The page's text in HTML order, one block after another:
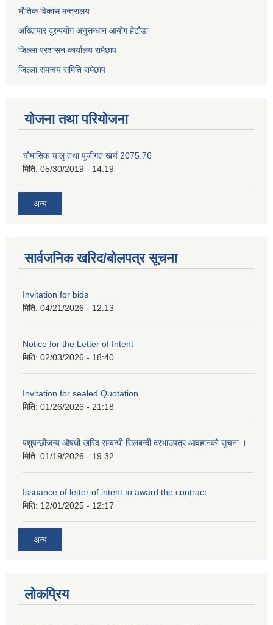
भौतिक विकास मन्त्रालय
अख्तियार दुरुपयोग अनुसन्धान आयोग हेटौडा
जिल्ला प्रशासन कार्यालय रामेछाप
जिल्ला समन्वय समिति रामेछाप
योजना तथा परियोजना
चाैमासिक चालु तथा पुजीगत खर्च 2075.76
मिति: 05/30/2019 - 14:19
अन्य
सार्वजनिक खरिद/बोलपत्र सूचना
Invitation for bids
मिति: 04/21/2026 - 12:13
Notice for the Letter of Intent
मिति: 02/03/2026 - 18:40
Invitation for sealed Quotation
मिति: 01/26/2026 - 21:18
पशुपन्छीजन्य औषधी खरिद सम्बन्धी सिलबन्दी दरभाउपत्र आवहानको सुचना ।
मिति: 01/19/2026 - 19:32
Issuance of letter of intent to award the contract
मिति: 12/01/2025 - 12:17
अन्य
लोकप्रिय